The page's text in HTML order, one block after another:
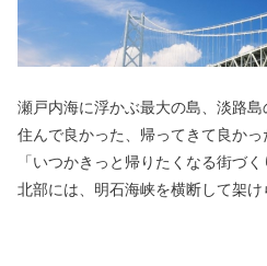
瀬戸内海に浮かぶ最大の島、淡路島
住んで良かった、帰ってきて良か
「いつかきっと帰りたくなる街づ
北部には、明石海峡を横断して架
ています。 淡路島はかつて朝廷に